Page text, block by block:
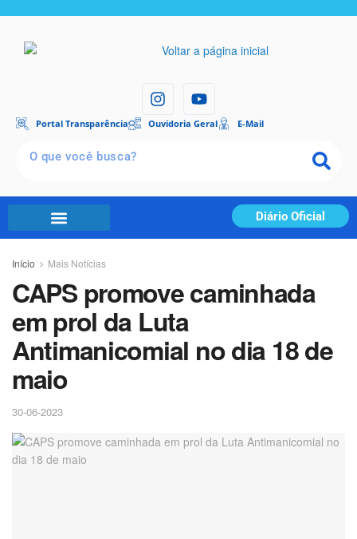
Portal Transparência Ouvidoria Geral E-Mail
Diário Oficial
Início Mais Notícias
CAPS promove caminhada
em prol da Luta
Antimanicomial no dia 18 de
maio
30-06-2023